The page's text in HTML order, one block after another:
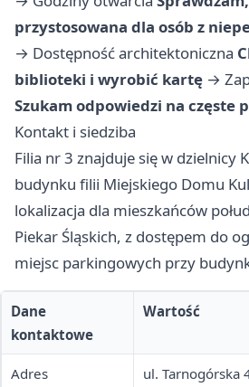
przystosowana dla osób z
→ Dostępność architektoniczna
biblioteki i wyrobić kartę →
Szukam odpowiedzi na częste
Kontakt i siedziba
Filia nr 3 znajduje się w dzielnicy
budynku filii Miejskiego Domu
lokalizacja dla mieszkańców
Piekar Śląskich, z dostępem do
miejsc parkingowych przy
Dane
kontaktowe
Wartość
Adres
ul. Tarnogórska